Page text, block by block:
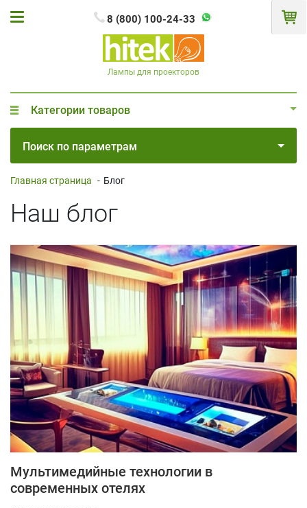
8 (800) 100-24-33
Лампы для проекторов
Категории товаров
Поиск по параметрам
Главная страница - Блог
Наш блог
Мультимедийные технологии в
современных отелях